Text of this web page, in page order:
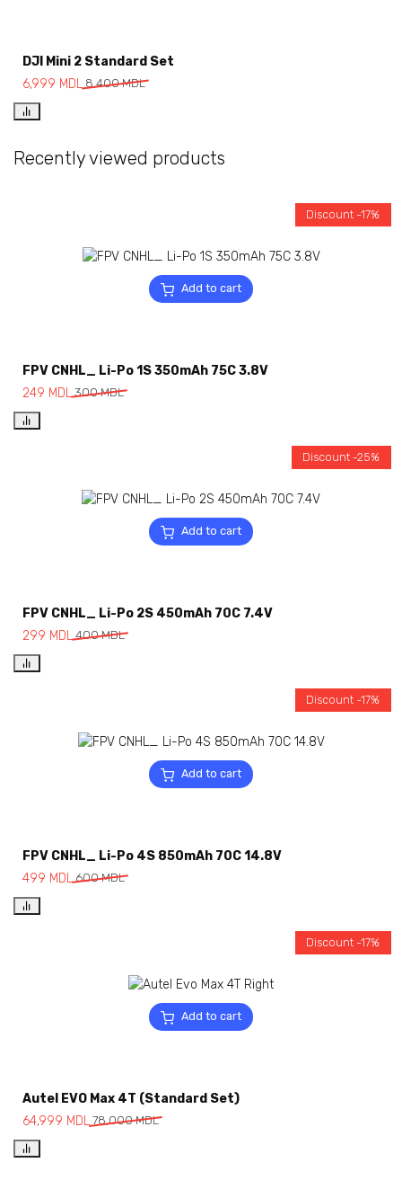
DJI Mini 2 Standard Set
8,400MDL
6,999 MDL
Recently viewed products
Add to cart
Discount -17%
FPV CNHL_ Li-Po 1S 350mAh 75C 3.8V
300MDL
249 MDL
Add to cart
Discount -25%
FPV CNHL_ Li-Po 2S 450mAh 70C 7.4V
400MDL
299 MDL
Add to cart
Discount -17%
FPV CNHL_ Li-Po 4S 850mAh 70C 14.8V
600MDL
499 MDL
Add to cart
Discount -17%
Autel EVO Max 4T (Standard Set)
78,000MDL
64,999 MDL